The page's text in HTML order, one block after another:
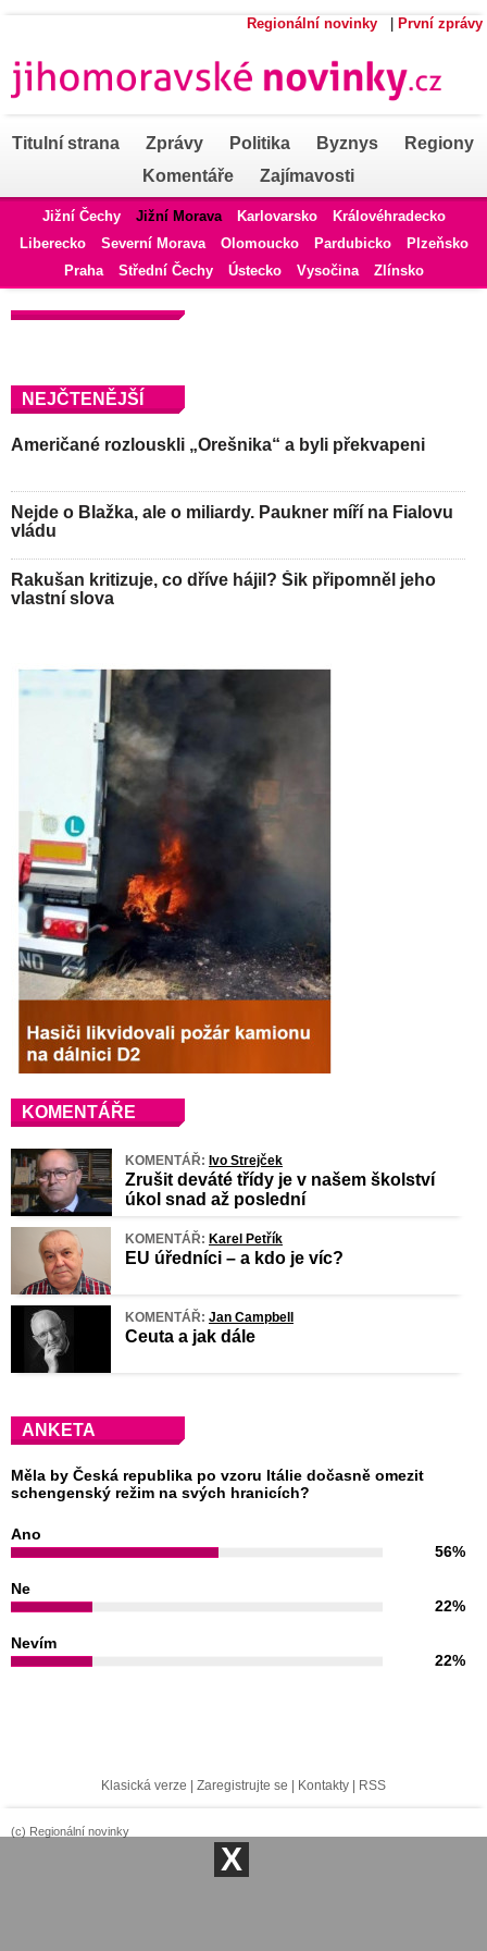
Regionální novinky První zprávy
Titulní strana Zprávy Politika Byznys
Regiony
Komentáře
Zajímavosti
Jižní Čechy Jižní Morava Karlovarsko
Královéhradecko
Liberecko
Severní Morava Olomoucko Pardubicko
Plzeňsko
Praha
Střední Čechy Ústecko Vysočina Zlínsko
NEJČTENĚJŠÍ
Američané rozlouskli „Orešnika“ a byli překvapeni
Nejde o Blažka, ale o miliardy. Paukner míří na Fialovu
vládu
Rakušan kritizuje, co dříve hájil? Šik připomněl jeho
vlastní slova
KOMENTÁŘE
KOMENTÁŘ: Ivo Strejček
Zrušit deváté třídy je v našem školství
úkol snad až poslední
KOMENTÁŘ: Karel Petřík
EU úředníci – a kdo je víc?
KOMENTÁŘ: Jan Campbell
Ceuta a jak dále
ANKETA
Měla by Česká republika po vzoru Itálie dočasně omezit
schengenský režim na svých hranicích?
Ano
56%
Ne
22%
Nevím
22%
Klasická verze Zaregistrujte se Kontakty RSS
(c) Regionální novinky
X